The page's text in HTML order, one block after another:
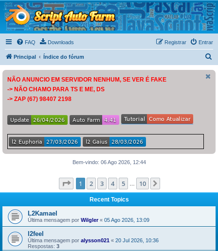
Script Auto Farm
Tudo sobre o script Auto Farm
FAQ Downloads Entrar
Registrar
Principal Índice do fórum
NÃO ANUNCIO EM SERVIDOR NENHUM, SE VER É FAKE
-> NÃO CHAMO PARA TS E ME, DS
-> ZAP (67) 98407 2198
Bem-vindo: 06 Ago 2026, 12:44
Página de 10
1 2 3 4 5 10
Recent Topics
L2Kamael
Última mensagem por Wilgler« 05 Ago 2026, 13:09
l2feel
Última mensagem por alysson021 « 20 Jul 2026, 10:36
Respostas: 3